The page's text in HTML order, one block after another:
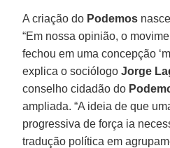
A criação do Podemos
“Em nossa opinião, o
fechou em uma concepção
explica o sociólogoJorge
conselho cidadão do
ampliada. “A ideia de que
progressiva de força ia
tradução política em